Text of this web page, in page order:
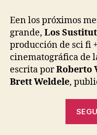
Een los próximos
grande, Los
producción de sci fi
cinematográfica de
escrita porRoberto
Brett Weldele,